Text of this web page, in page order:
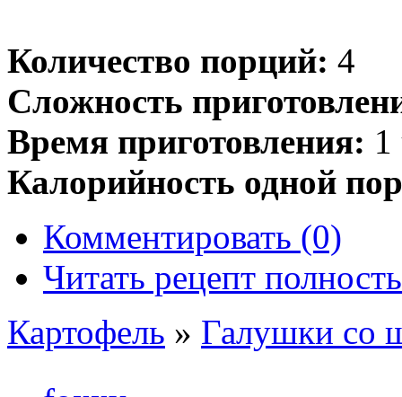
Количество порций: 4
Сложность
Время приготовления: 1
Калорийность одной
Комментировать (0)
Читать рецепт
Картофель » Галушки со